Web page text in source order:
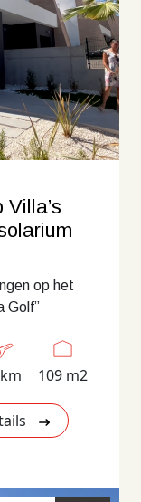
op het
Golf”
109 m2